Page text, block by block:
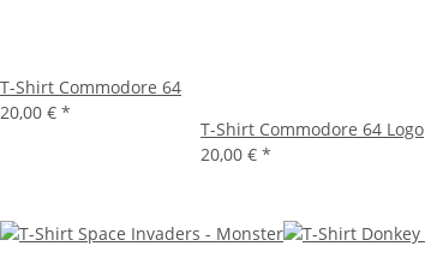
T-Shirt Commodore 64
20,00 € *
T-Shirt Commodore 64 Logo
20,00 € *